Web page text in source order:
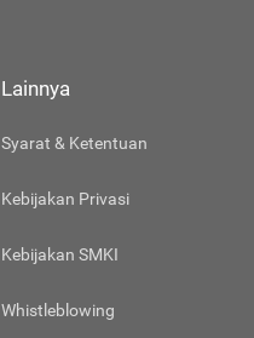
Lainnya
Syarat & Ketentuan
Kebijakan Privasi
Kebijakan SMKI
Whistleblowing